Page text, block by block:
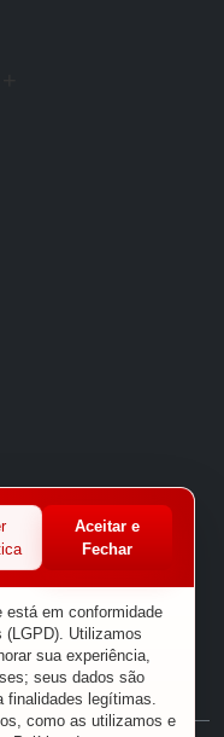
Aceitar e
Fechar
está em conformidade
(LGPD). Utilizamos
sua experiência,
seus dados são
finalidades legítimas.
como as utilizamos e